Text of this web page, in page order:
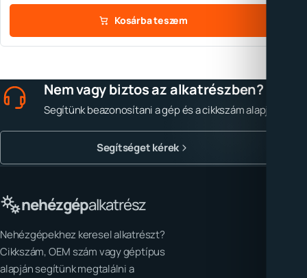
Kosárba teszem
Nem vagy biztos az alkatrészben?
Segítünk beazonosítani a gép és a cikkszám alapján.
Segítséget kérek
nehézgépalkatrész
Nehézgépekhez keresel alkatrészt?
Cikkszám, OEM szám vagy géptípus
alapján segítünk megtalálni a